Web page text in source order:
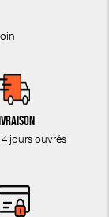
4 jours ouvrés